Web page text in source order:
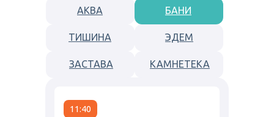
11:40
АКВА БАНИ
ТИШИНА ЭДЕМ
ЗАСТАВА КАМНЕТЕКА